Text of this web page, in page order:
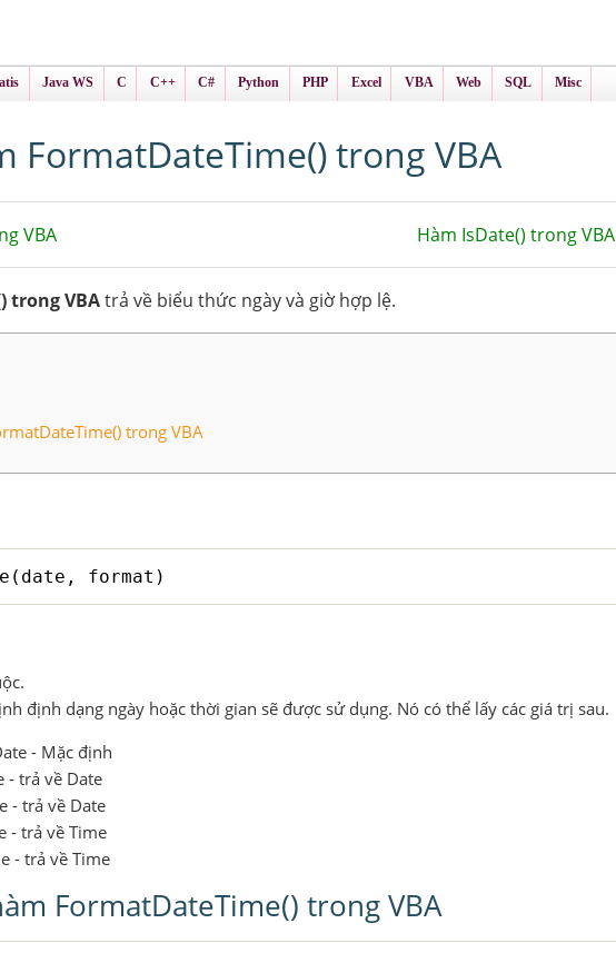
Java WS C C++ C# Python PHP Excel VBA Web SQL Misc
FormatDateTime() trong VBA
VBA Hàm IsDate() trong VBA
trong VBAtrả về biểu thức ngày và giờ hợp lệ.
trong VBA
format)
định dạng ngày hoặc thời gian sẽ được sử dụng. Nó có thể lấy các giá trị sau.
- Mặc định
- trả về Date
- trả về Date
- trả về Time
- trả về Time
FormatDateTime() trong VBA